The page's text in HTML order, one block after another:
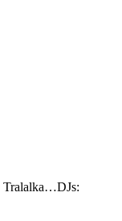
Tralalka…DJs: